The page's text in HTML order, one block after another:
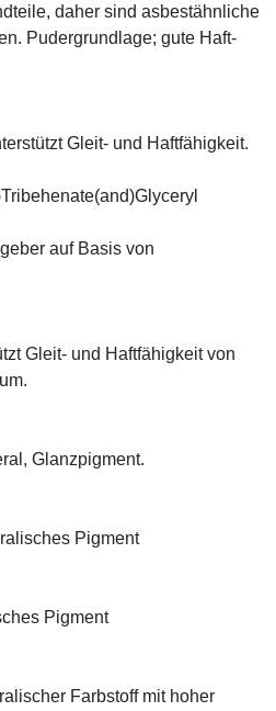
daher sind asbestähnliche
Pudergrundlage; gute Haft-
Gleit- und Haftfähigkeit.
auf Basis von
Gleit- und Haftfähigkeit von
Glanzpigment.
Pigment
Pigment
Farbstoff mit hoher